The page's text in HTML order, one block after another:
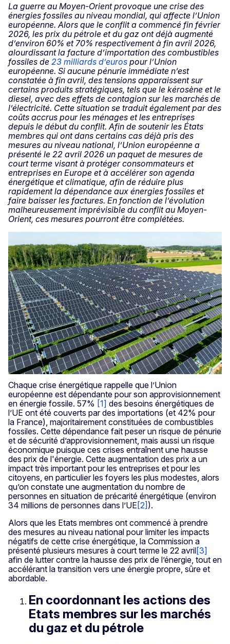
La guerre au Moyen-Orient provoque une crise des
énergies fossiles au niveau mondial, qui affecte l’Union
européenne. Alors que le conflit a commencé fin février
2026, les prix du pétrole et du gaz ont déjà augmenté
d’environ 60% et 70% respectivement à fin avril 2026,
alourdissant la facture d’importation des combustibles
fossiles de 23 milliards d’euros pour l’Union
européenne. Si aucune pénurie immédiate n’est
constatée à fin avril, des tensions apparaissent sur
certains produits stratégiques, tels que le kérosène et le
diesel, avec des effets de contagion sur les marchés de
l’électricité. Cette situation se traduit également par des
coûts accrus pour les ménages et les entreprises
depuis le début du conflit. Afin de soutenir les États
membres qui ont dans certains cas déjà pris des
mesures au niveau national, l’Union européenne a
présenté le 22 avril 2026 un paquet de mesures de
court terme visant à protéger consommateurs et
entreprises en Europe et à accélérer son agenda
énergétique et climatique, afin de réduire plus
rapidement la dépendance aux énergies fossiles et
faire baisser les factures. En fonction de l’évolution
malheureusement imprévisible du conflit au Moyen-
Orient, ces mesures pourront être complétées.
Chaque crise énergétique rappelle que l’Union
européenne est dépendante pour son approvisionnement
en énergie fossile. 57% [1] des besoins énergétiques de
l’UE ont été couverts par des importations (et 42% pour
la France), majoritairement constituées de combustibles
fossiles. Cette dépendance fait peser un risque de pénurie
et de sécurité d’approvisionnement, mais aussi un risque
économique puisque ces crises entraînent une hausse
des prix de l'énergie. Cette augmentation des prix a un
impact très important pour les entreprises et pour les
citoyens, en particulier les foyers les plus modestes, alors
qu’on constate une augmentation du nombre de
personnes en situation de précarité énergétique (environ
34 millions de personnes dans l’UE [2] ).
Alors que les Etats membres ont commencé à prendre
des mesures au niveau national pour limiter les impacts
négatifs de cette crise énergétique, la Commission a
présenté plusieurs mesures à court terme le 22 avril[3]
afin de lutter contre la hausse des prix de l’énergie, tout en
accélérant la transition vers une énergie propre, sûre et
abordable.
En coordonnant les actions des
Etats membres sur les marchés
du gaz et du pétrole